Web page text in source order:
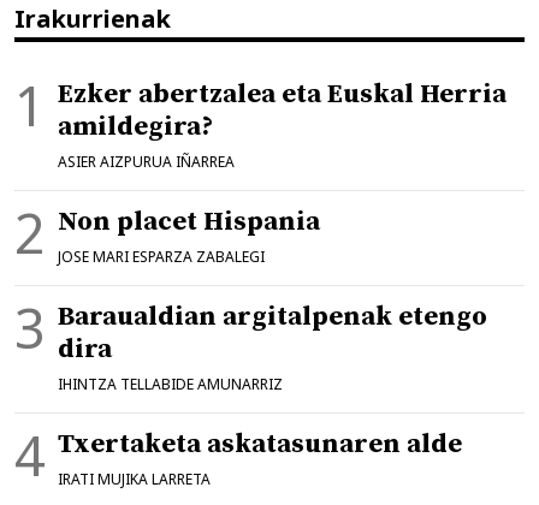
Irakurrienak
Ezker abertzalea eta Euskal Herria
amildegira?
ASIER AIZPURUA IÑARREA
Non placet Hispania
JOSE MARI ESPARZA ZABALEGI
Baraualdian argitalpenak etengo
dira
IHINTZA TELLABIDE AMUNARRIZ
Txertaketa askatasunaren alde
IRATI MUJIKA LARRETA